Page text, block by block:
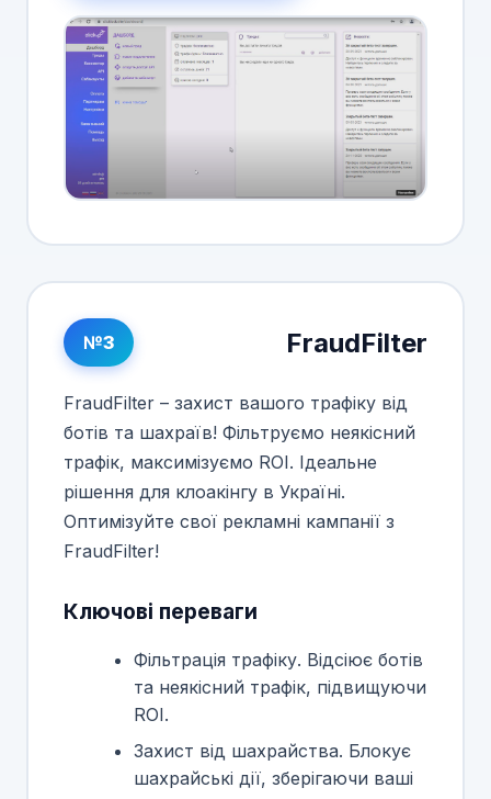
№3 FraudFilter
FraudFilter – захист вашого трафіку від
ботів та шахраїв! Фільтруємо неякісний
трафік, максимізуємо ROI. Ідеальне
рішення для клоакінгу в Україні.
Оптимізуйте свої рекламні кампанії з
FraudFilter!
Ключові переваги
Фільтрація трафіку. Відсіює ботів
та неякісний трафік, підвищуючи
ROI.
Захист від шахрайства. Блокує
шахрайські дії, зберігаючи ваші